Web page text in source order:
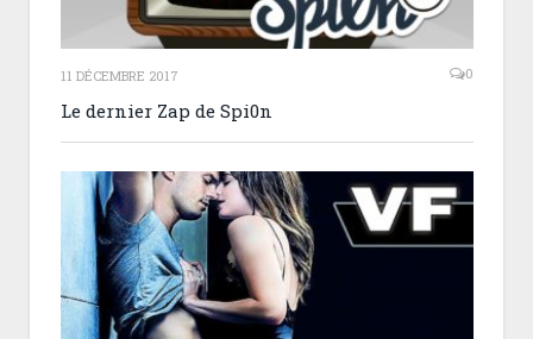
11 DÉCEMBRE 2017 0
Le dernier Zap de Spi0n